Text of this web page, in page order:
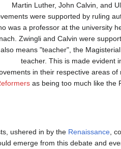
Martin Luther, John Calvin, and
were supported by ruling
was a professor at the university
Zwingli and Calvin were
also means "teacher", the
teacher. This is made evident
in their respective areas
as being too much like the
ushered in by the Renaissance,
emerge from this debate and